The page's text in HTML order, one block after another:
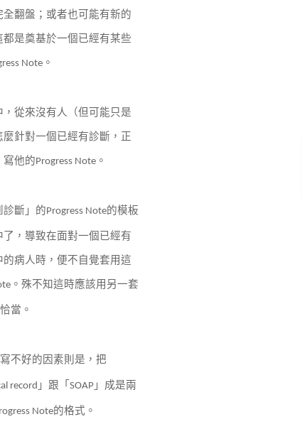
翻盤；或者也可能有新的
是奠基於一個已經有某些
Note 。
從來沒有人（但可能只是
針對一個已經有診斷，正
寫他的Progress Note 。
診斷」的 Progress Note的模板
，導致在面對一個已經有
病人時，便不自覺套用這
。殊不知這時應該用另一套
當。
寫不好的因素則是，把
record 」跟「 SOAP 」成是兩
Note的格式。